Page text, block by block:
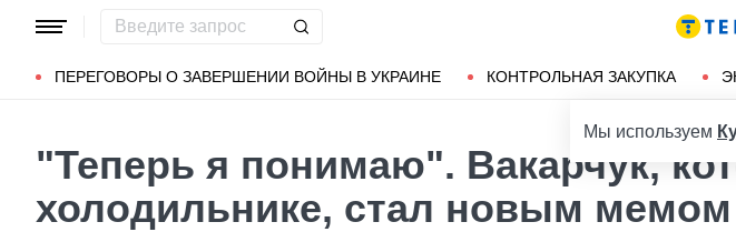
ПЕРЕГОВОРЫ О ЗАВЕРШЕНИИ ВОЙНЫ В УКРАИНЕ КОНТРОЛЬНАЯ ЗАКУПКА
Популярные запросы Мариуполь
Мы используем
"Теперь я понимаю". Вакарчук,
холодильнике, стал новым